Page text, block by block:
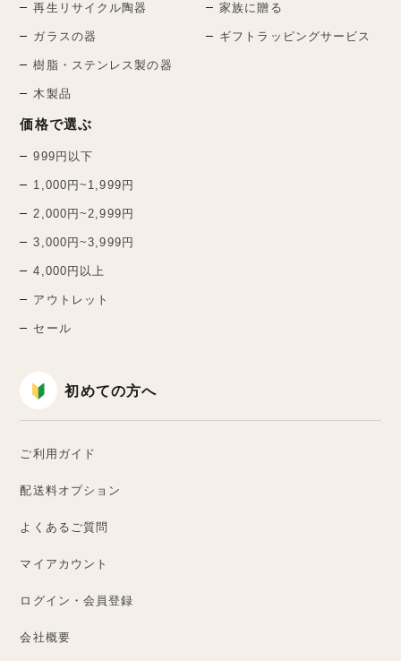
再生リサイクル陶器
ガラスの器
樹脂・ステンレス製の器
木製品
価格で選ぶ
999円以下
1,000円~1,999円
2,000円~2,999円
3,000円~3,999円
4,000円以上
アウトレット
セール
家族に贈る
ギフトラッピングサービス
初めての方へ
ご利用ガイド
配送料オプション
よくあるご質問
マイアカウント
ログイン・会員登録
会社概要